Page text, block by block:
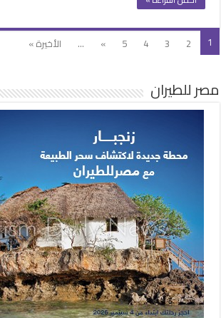
1
2
3
4
5
»
... الأخيرة »
مصر للطيران